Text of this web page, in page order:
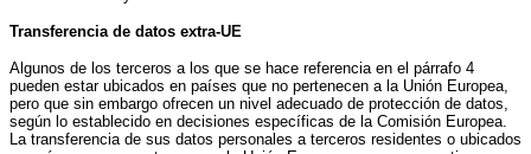
Transferencia de datos extra-UE
Algunos de los terceros a los que se hace referencia en el párrafo 4
pueden estar ubicados en países que no pertenecen a la Unión Europea,
pero que sin embargo ofrecen un nivel adecuado de protección de datos,
según lo establecido en decisiones específicas de la Comisión Europea.
La transferencia de sus datos personales a terceros residentes o ubicados